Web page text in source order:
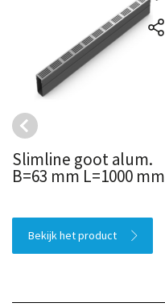
Slimline goot alum.
B=63 mm L=1000 mm
Bekijk het product